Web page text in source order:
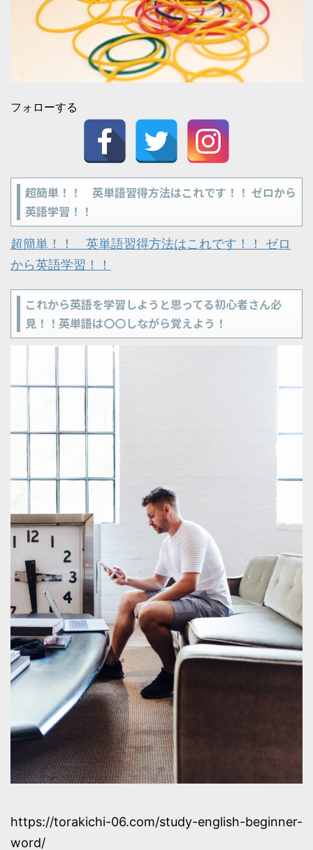
フォローする
超簡単！！ 英単語習得方法はこれです！！ ゼロから
英語学習！！
超簡単！！ 英単語習得方法はこれです！！ ゼロ
から英語学習！！
これから英語を学習しようと思ってる初心者さん必
見！！英単語は〇〇しながら覚えよう！
https://torakichi-06.com/study-english-beginner-
word/